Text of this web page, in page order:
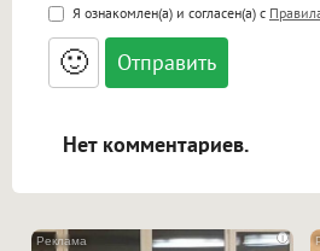
<b>, <strong>, <u>, <i>,
<small>, <sup>, <sub>,
<blockquote>, <code>
адреса URL автоматически
ссылками, и [img]адрес[/img]
Я ознакомлен(а) и согласен(а) с
🙂
Нет комментариев.
i